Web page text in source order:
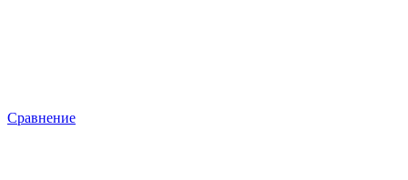
Сравнение